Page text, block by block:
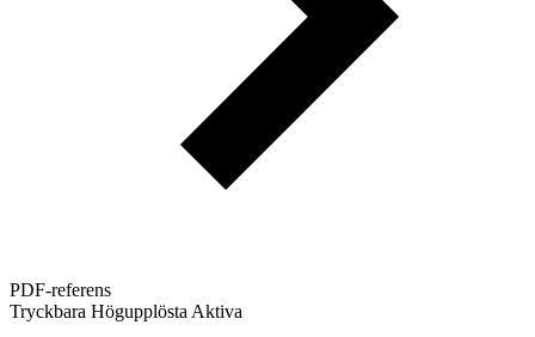
PDF-referens
Tryckbara Högupplösta Aktiva